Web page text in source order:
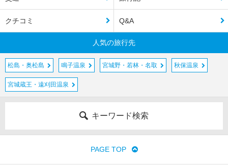
クチコミ Q&A
人気の旅行先
松島・奥松島 鳴子温泉 宮城野・若林・名取 秋保温泉
宮城蔵王・遠刈田温泉
キーワード検索
PAGE TOP